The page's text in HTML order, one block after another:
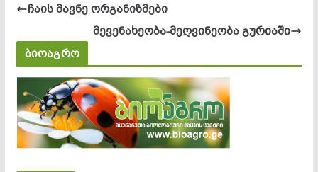
ჩაის მავნე ორგანიზმები
მევენახეობა-მეღვინეობა გურიაში
ბიოაგრო